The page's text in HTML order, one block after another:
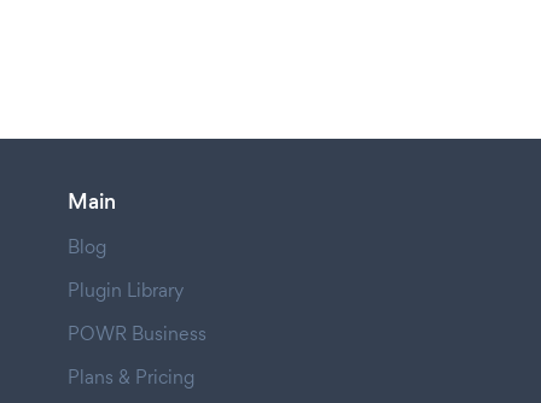
Main
Blog
Plugin Library
POWR Business
Plans & Pricing